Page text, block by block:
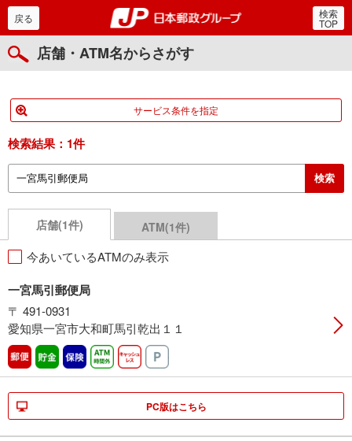
郵便局・日本郵政グルー
戻る 検索
TOP
店舗・ATM名からさがす
サービス条件を指定
検索結果： 1件
店舗(1件) ATM(1件)
今あいているATMのみ表示
一宮馬引郵便局
〒 491-0931
愛知県一宮市大和町馬引乾出１１
郵便 貯金 保険 ATM時間外キャッシュレス
PC版はこちら